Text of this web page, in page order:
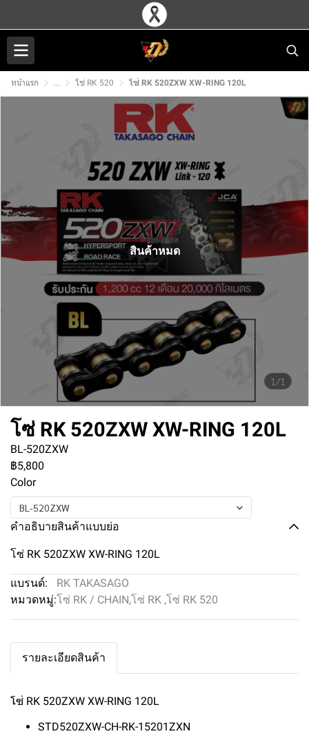
หน้าแรก ... โซ่ RK 520 โซ่ RK 520ZXW XW-RING 120L
1/1
สินค้าหมด
โซ่ RK 520ZXW XW-RING 120L
BL-520ZXW
฿5,800
Color
BL-520ZXW
คำอธิบายสินค้าแบบย่อ
โซ่ RK 520ZXW XW-RING 120L
แบรนด์:
RK TAKASAGO
หมวดหมู่:โซ่ RK / CHAIN,โซ่ RK ,โซ่ RK 520
รายละเอียดสินค้า
โซ่ RK 520ZXW XW-RING 120L
STD520ZXW-CH-RK-15201ZXN